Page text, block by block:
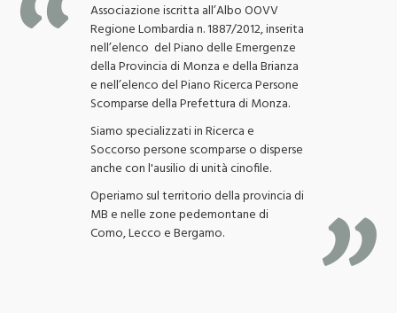
Associazione iscritta all’Albo OOVV
Regione Lombardia n. 1887/2012, inserita
nell’elenco del Piano delle Emergenze
della Provincia di Monza e della Brianza
e nell’elenco del Piano Ricerca Persone
Scomparse della Prefettura di Monza.
Siamo specializzati in Ricerca e
Soccorso persone scomparse o disperse
anche con l'ausilio di unità cinofile.
Operiamo sul territorio della provincia di
MB e nelle zone pedemontane di
Como, Lecco e Bergamo.